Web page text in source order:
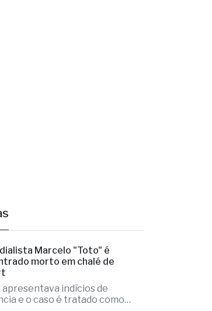
Marcelo "Toto" é
morto em chalé de